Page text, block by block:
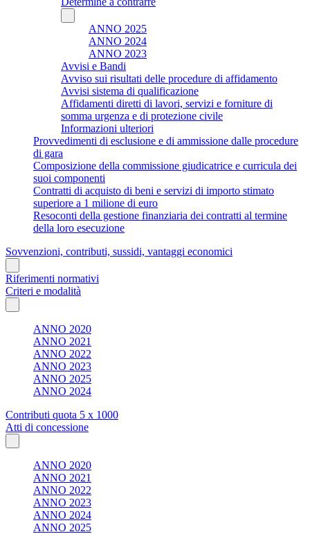
ANNO 2025
ANNO 2024
ANNO 2023
Avvisi e Bandi
Avviso sui risultati delle procedure di affidamento
Avvisi sistema di qualificazione
Affidamenti diretti di lavori, servizi e forniture di
somma urgenza e di protezione civile
Informazioni ulteriori
Provvedimenti di esclusione e di ammissione dalle procedure
di gara
Composizione della commissione giudicatrice e curricula dei
suoi componenti
Contratti di acquisto di beni e servizi di importo stimato
superiore a 1 milione di euro
Resoconti della gestione finanziaria dei contratti al termine
della loro esecuzione
Sovvenzioni, contributi, sussidi, vantaggi economici
Riferimenti normativi
Criteri e modalità
ANNO 2020
ANNO 2021
ANNO 2022
ANNO 2023
ANNO 2025
ANNO 2024
Contributi quota 5 x 1000
Atti di concessione
ANNO 2020
ANNO 2021
ANNO 2022
ANNO 2023
ANNO 2024
ANNO 2025